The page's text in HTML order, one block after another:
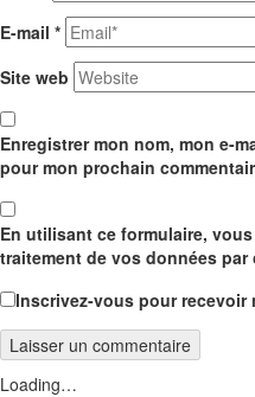
E-mail *
Site web
Enregistrer mon nom, mon e-
pour mon prochain
En utilisant ce formulaire,
traitement de vos données par
Inscrivez-vous pour
Laisser un commentaire
Loading…